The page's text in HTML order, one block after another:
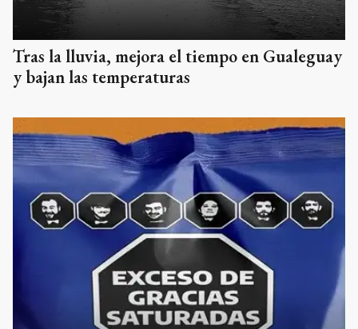
Tras la lluvia, mejora el tiempo en Gualeguay
y bajan las temperaturas